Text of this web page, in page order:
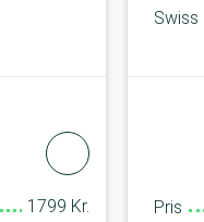
1799 Kr.
Swiss
Pris